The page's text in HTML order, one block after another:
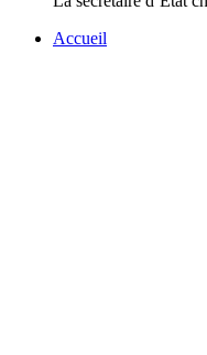
Accueil